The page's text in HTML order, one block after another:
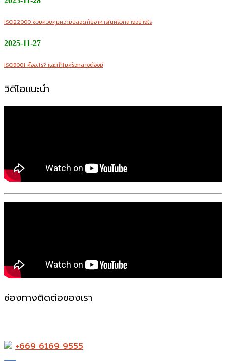
ISO22000 ช่วยควบคุมความปลอดภัยอาหารในครัวกลางอย่างไร
2025-11-27
ISO9001 คืออะไร? และทำไมครัวกลางต้องมี
วิดีโอแนะนำ
ช่องทางติดต่อของเรา
+669 6169 9555